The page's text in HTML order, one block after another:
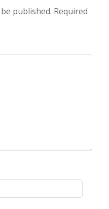
published. Required